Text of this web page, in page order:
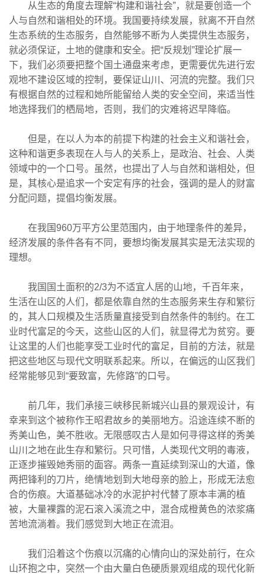
从生态的角度去理解“构建和谐社会”，就是要创造一个
人与自然和谐相处的环境。我国要持续发展，就离不开自然
生态系统的生态服务，自然能够不断为人类提供生态服务，
就必须保证，土地的健康和安全。把“反规划”理论扩展一
下，我们必须要把整个国土通盘来考虑，更需要优先进行宏
观地不建设区域的控制，要保证山川、河流的完整。我们只
有根据自然的过程和她所能留给人类的安全空间，来适当性
地选择我们的栖局地，否则，我们的灾难将迟早降临。
但是，在以人为本的前提下构建的社会主义和谐社会，
这种和谐更多表现在人与人的关系上，是政治、社会、人类
领域中的一个口号。虽然，也提出了人与自然和谐相处，但
是，其核心是追求一个安定有序的社会，强调的是人的财富
分配问题，提倡均衡发展。
在我国960万平方公里范围内，由于地理条件的差异，
经济发展的条件各有不同，要想均衡发展其实是无法实现的
理想。
我国国土面积的2/3为不适宜人居的山地，千百年来，
生活在山区的人们，都是依靠自然的生态服务来生存和繁衍
的，其人口规模及生活质量直接受到自然条件的制约。在工
业时代富足的今天，这些山区的人们，就显得尤为贫穷。要
让这里的人们也能享受工业时代的富足，目前的方法，就是
把这些地区与现代文明联系起来。所以，在偏远的山区我们
经常能够见到“要致富，先修路”的口号。
前几年，我们承接三峡移民新城兴山县的景观设计，有
幸来到这个被称作王昭君故乡的美丽地方。沿途连续不断的
秀美山色，美不胜收。无限感叹古人是如何寻得这样的秀美
山川之地在此生存和繁衍。只可惜，人类现代文明的毒液，
正逐步摧毁她秀丽的面容。两条一直延续到深山的大道，像
两把锋利的刀片，绝情地划到大地母亲的脸上，形成无法愈
合的伤痕。大道基础冰冷的水泥护衬代替了原本丰满的植
被，大量裸露的泥石滚入溪流之中，混合成橙黄色的浓浆痛
苦地流淌着。我们感觉到大地正在流泪。
我们沿着这个伤痕以沉痛的心情向山的深处前行，在众
山环抱之中，突然一个由大量白色硬质景观组成的现代化新